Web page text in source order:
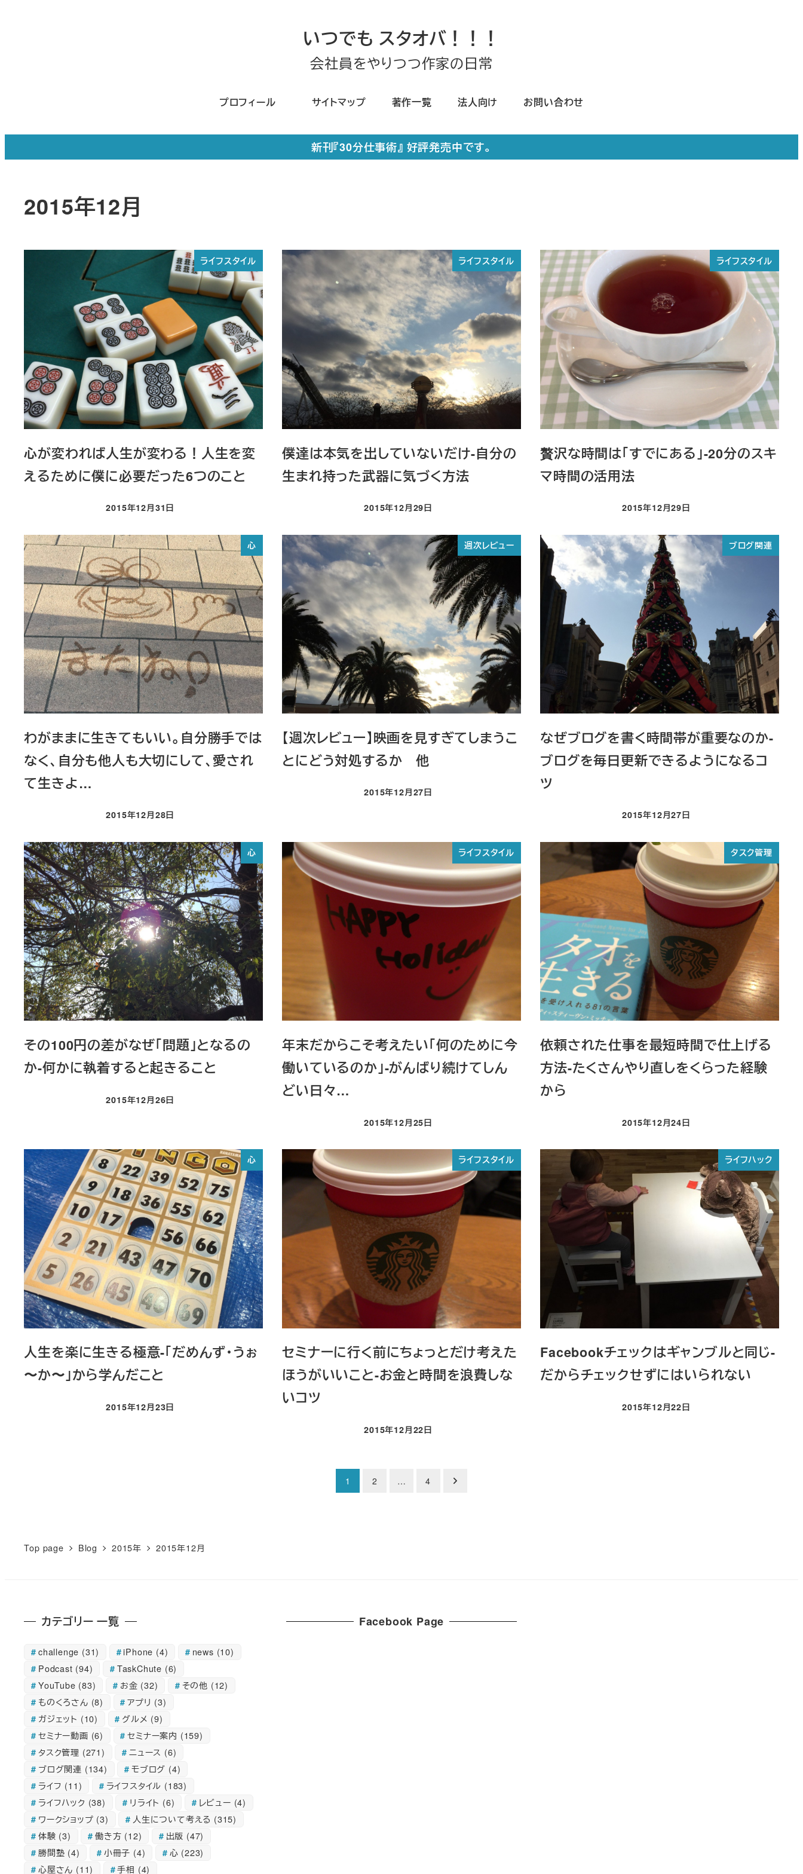
いつでも スタオバ！！！
会社員をやりつつ作家の日常
プロフィール サイトマップ 著作一覧 法人向け お問い合わせ
新刊『30分仕事術』 好評発売中です。
2015年12月
ライフスタイル
心が変われば人生が変わる！人生を変
えるために僕に必要だった6つのこと
投稿日
2015年12月31日
ライフスタイル
僕達は本気を出していないだけ-自分の
生まれ持った武器に気づく方法
投稿日
2015年12月29日
ライフスタイル
贅沢な時間は「すでにある」-20分のスキ
マ時間の活用法
投稿日
2015年12月29日
心
わがままに生きてもいい。自分勝手では
なく、自分も他人も大切にして、愛され
て生きよ…
投稿日
2015年12月28日
週次レビュー
【週次レビュー】映画を見すぎてしまうこ
とにどう対処するか 他
投稿日
2015年12月27日
ブログ関連
なぜブログを書く時間帯が重要なのか-
ブログを毎日更新できるようになるコ
ツ
投稿日
2015年12月27日
心
その100円の差がなぜ「問題」となるの
か-何かに執着すると起きること
投稿日
2015年12月26日
ライフスタイル
年末だからこそ考えたい「何のために今
働いているのか」-がんばり続けてしん
どい日々…
投稿日
2015年12月25日
タスク管理
依頼された仕事を最短時間で仕上げる
方法-たくさんやり直しをくらった経験
から
投稿日
2015年12月24日
心
人生を楽に生きる極意-「だめんず・うぉ
〜か〜」から学んだこと
投稿日
2015年12月23日
ライフスタイル
セミナーに行く前にちょっとだけ考えた
ほうがいいこと-お金と時間を浪費しな
いコツ
投稿日
2015年12月22日
ライフハック
Facebookチェックはギャンブルと同じ-
だからチェックせずにはいられない
投稿日
2015年12月22日
の
ジ
送
り
1 2 … 4
Top page Blog 2015年 2015年12月
カテゴリー 一覧
challenge (31) iPhone (4) news (10)
Podcast (94) TaskChute (6)
YouTube (83) お金 (32) その他 (12)
ものくろさん (8) アプリ (3)
ガジェット (10) グルメ (9)
セミナー動画 (6) セミナー案内 (159)
タスク管理 (271) ニュース (6)
ブログ関連 (134) モブログ (4)
ライフ (11) ライフスタイル (183)
ライフハック (38) リライト (6) レビュー (4)
ワークショップ (3) 人生について考える (315)
体験 (3) 働き方 (12) 出版 (47)
勝間塾 (4) 小冊子 (4) 心 (223)
心屋さん (11) 手相 (4)
Facebook Page